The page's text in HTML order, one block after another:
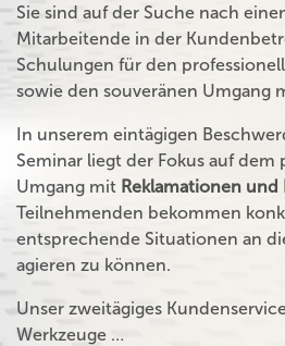
Sie sind auf der Suche nach
Mitarbeitende in der
Schulungen für den
sowie den souveränen Umgang
In unserem eintägigen
Seminar liegt der Fokus auf dem
Umgang mit Reklamationen und
Teilnehmenden bekommen
entsprechende Situationen an
agieren zu können.
Unser zweitägiges
Werkzeuge …